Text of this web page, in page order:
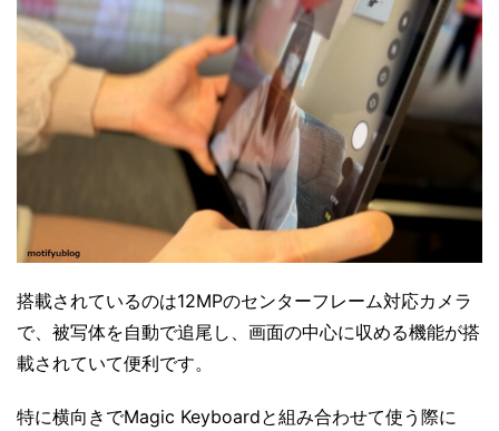
搭載されているのは12MPのセンターフレーム対応カメラ
で、被写体を自動で追尾し、画面の中心に収める機能が搭
載されていて便利です。
特に横向きでMagic Keyboardと組み合わせて使う際に